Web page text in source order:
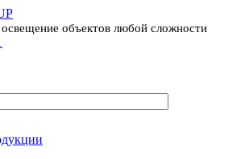
объектов любой сложности